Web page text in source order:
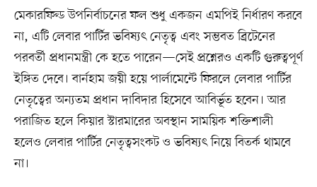
মেকারফিল্ড উপনির্বাচনের ফল শুধু একজন এমপিই নির্ধারণ করবে
না, এটি লেবার পার্টির ভবিষ্যৎ নেতৃত্ব এবং সম্ভবত ব্রিটেনের
পরবর্তী প্রধানমন্ত্রী কে হতে পারেন—সেই প্রশ্নেরও একটি গুরুত্বপূর্ণ
ইঙ্গিত দেবে। বার্নহাম জয়ী হয়ে পার্লামেন্টে ফিরলে লেবার পার্টির
নেতৃত্বের অন্যতম প্রধান দাবিদার হিসেবে আবির্ভূত হবেন। আর
পরাজিত হলে কিয়ার স্টারমারের অবস্থান সাময়িক শক্তিশালী
হলেও লেবার পার্টির নেতৃত্বসংকট ও ভবিষ্যৎ নিয়ে বিতর্ক থামবে
না।